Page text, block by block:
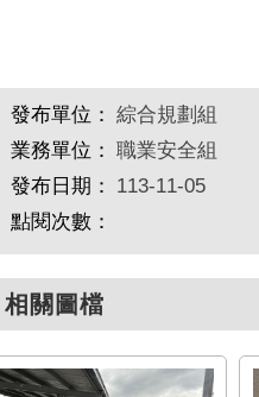
發布單位： 綜合規劃組
業務單位： 職業安全組
發布日期：
113-11-05
點閱次數：
相關圖檔